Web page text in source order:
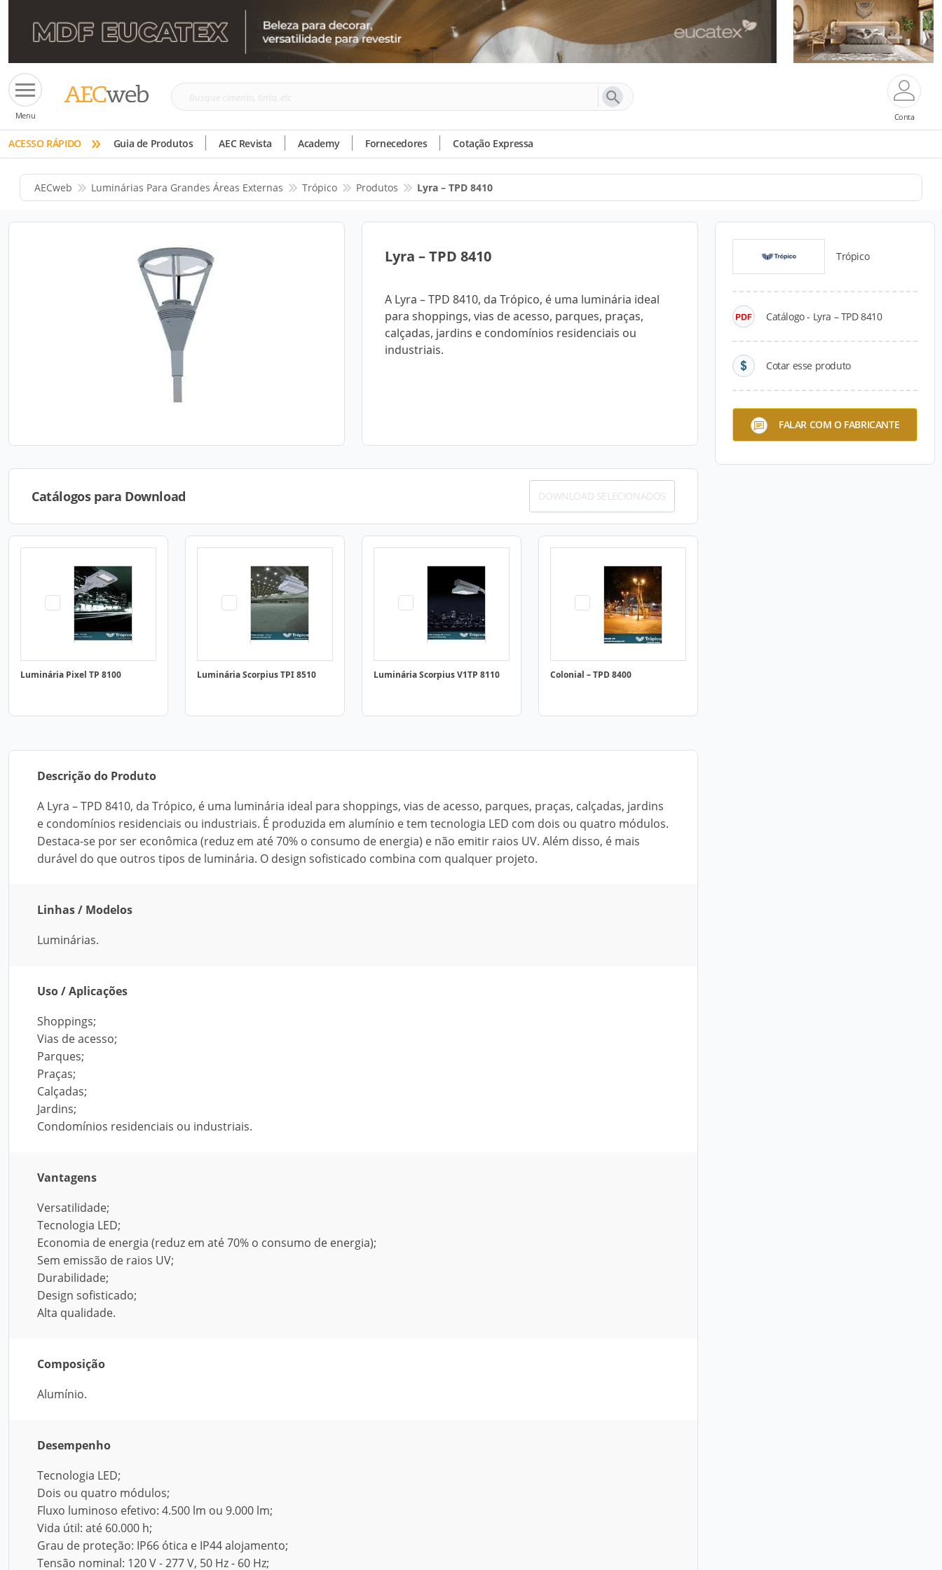
Menu
Busque
tinta,
etc
Conta
ACESSO RÁPIDO » Guia de Produtos AEC Revista Academy Fornecedores Cotação Expressa
AECweb Luminárias Para Grandes Áreas Externas Trópico Produtos Lyra – TPD 8410
Lyra – TPD 8410
A Lyra – TPD 8410, da Trópico, é uma luminária ideal
para shoppings, vias de acesso, parques, praças,
calçadas, jardins e condomínios residenciais ou
industriais.
Trópico
Catálogo - Lyra – TPD 8410
Cotar esse produto
FALAR COM O FABRICANTE
Catálogos para Download DOWNLOAD SELECIONADOS
Luminária Pixel TP 8100 Luminária Scorpius TPI 8510 Luminária Scorpius V1TP 8110 Colonial – TPD 8400
Descrição do Produto
A Lyra – TPD 8410, da Trópico, é uma luminária ideal para shoppings, vias de acesso, parques, praças, calçadas, jardins
e condomínios residenciais ou industriais. É produzida em alumínio e tem tecnologia LED com dois ou quatro módulos.
Destaca-se por ser econômica (reduz em até 70% o consumo de energia) e não emitir raios UV. Além disso, é mais
durável do que outros tipos de luminária. O design sofisticado combina com qualquer projeto.
Linhas / Modelos
Luminárias.
Uso / Aplicações
Shoppings;
Vias de acesso;
Parques;
Praças;
Calçadas;
Jardins;
Condomínios residenciais ou industriais.
Vantagens
Versatilidade;
Tecnologia LED;
Economia de energia (reduz em até 70% o consumo de energia);
Sem emissão de raios UV;
Durabilidade;
Design sofisticado;
Alta qualidade.
Composição
Alumínio.
Desempenho
Tecnologia LED;
Dois ou quatro módulos;
Fluxo luminoso efetivo: 4.500 lm ou 9.000 lm;
Vida útil: até 60.000 h;
Grau de proteção: IP66 ótica e IP44 alojamento;
Tensão nominal: 120 V - 277 V, 50 Hz - 60 Hz;